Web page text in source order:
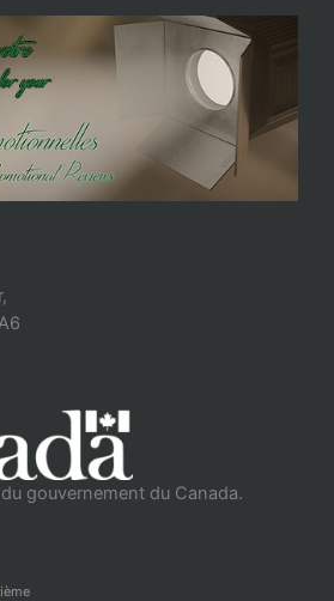
gouvernement du Canada.